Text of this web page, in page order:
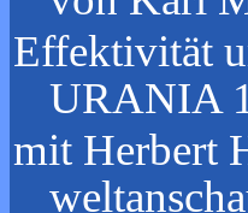
Effektivität
URANIA
mit Herbert